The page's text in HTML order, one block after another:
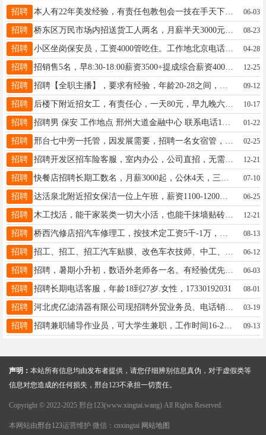
招聘 本人有22年美发经验，有责任包教包会一技在手天下随便走（特招美发爱好徒弟）地址桥西金宫花园门口13930965693 06-03
招聘 桥东区万民市场内招送货工人两名，月薪半天3000元，全天4500元，有意者联系13229066101 08-23
招聘 小区坐岗保安员，工资4000管吃住。工作地北京电话13691446502王经理 04-28
招聘 招销售5名，早8:30-18:00薪资3500+提成综合薪资4000-12000地址邢任公路16632903257 12-25
招聘 09-12
招聘 后楼下附近招女工，有责任心，一天80元，早九晚六，联系赵15127947173 10-17
招聘 01-22
招聘 02-25
招聘 招聘开发区招车险客服，室内办公，公司直招，无需外出找客户，公司提供快到期车险客户，使用公司的外呼系统进行沟通车险报价及办理。薪资3000-6000上不封顶。8点半-18点，可接送孩子，周末双休，法定节假日放假，五险一金。地址：邢台开发区河北工业大学科技园李先生18731968552（ ） 聘 12-21
招聘 07-10
招聘 达活泉北附近招女保洁一位上午班，薪资1100-1200，四天公休十法定假日18803093376，12点-14点半勿扰 06-25
招聘 木工找活，能干家装类一切大小活，也能干抹墙贴砖，走水路切割焊家具安装维修等一切大小活，活好价格低19263079852 12-21
招聘 08-13
招聘 06-12
招聘 招聘，暑期小升初，数语外老师各一名。有经验优先考虑。15631963030 06-03
招聘 招聘长期电话客服，年龄18到27岁.女性，17330192031 08-01
招聘 03-19
招聘 09-13
声明： 本站所有信息均由发布者提供，请您仔细辨别信息真伪，对于虚假类等
信息对您造成的任何损失，邢台123不承担一切责任。
Copyright © 2022-2025 邢台123(www.xingtai.wang) All Rights Reserved.
本网站由邢台123运营维护 微信：cnxingtai 网站地图